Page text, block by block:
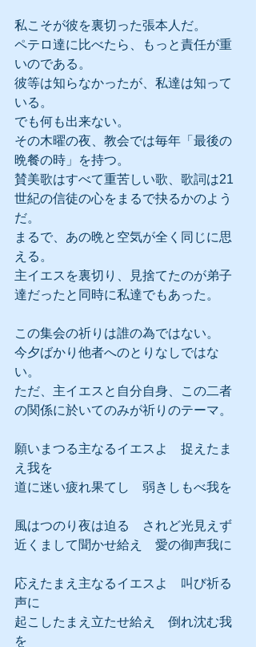
私こそが彼を裏切った張本人だ。
ペテロ達に比べたら、もっと責任が重
いのである。
彼等は知らなかったが、私達は知って
いる。
でも何も出来ない。
その木曜の夜、教会では毎年「最後の
晩餐の時」を持つ。
賛美歌はすべて重苦しい歌、歌詞は21
世紀の信徒の心をまるで抉るかのよう
だ。
まるで、あの晩と空気が全く同じに思
える。
主イエスを裏切り、見捨てたのが弟子
達だったと同時に私達でもあった。
この集会の祈りは誰の為ではない。
今夕ばかり他者へのとりなしではな
い。
ただ、主イエスと自分自身、この二者
の関係に於いてのみが祈りのテーマ。
願いまつる主なるイエスよ　捉えたま
え我を
道に迷い疲れ果てし　弱きしもべ我を
風はつのり夜は迫る　されど光見えず
近くまして聞かせ給え　愛の御声我に
応えたまえ主なるイエスよ　叫び祈る
声に
起こしたまえ立たせ給え　倒れ沈む我
を